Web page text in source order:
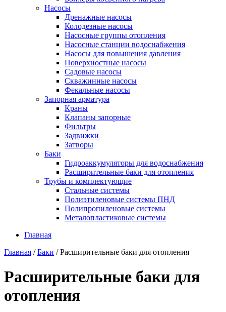
Насосы
Дренажные насосы
Колодезные насосы
Насосные группы отопления
Насосные станции водоснабжения
Насосы для повышения давления
Поверхностные насосы
Садовые насосы
Скважинные насосы
Фекальные насосы
Запорная арматура
Краны
Клапаны запорные
Фильтры
Задвижки
Затворы
Баки
Гидроаккумуляторы для водоснабжения
Расширительные баки для отопления
Трубы и комплектующие
Стальные системы
Полиэтиленовые системы ПНД
Полипропиленовые системы
Металопластиковые системы
Главная
Главная /Баки / Расширительные баки для отопления
Расширительные баки для
отопления